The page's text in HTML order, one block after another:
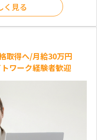
く見る
取得へ/月給30万円
ワーク経験者歓迎